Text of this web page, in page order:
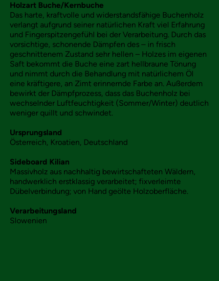
Holzart Buche/Kernbuche
Das harte, kraftvolle und widerstandsfähige Buchenholz
verlangt aufgrund seiner natürlichen Kraft viel Erfahrung
und Fingerspitzengefühl bei der Verarbeitung. Durch das
vorsichtige, schonende Dämpfen des – in frisch
geschnittenem Zustand sehr hellen – Holzes im eigenen
Saft bekommt die Buche eine zart hellbraune Tönung
und nimmt durch die Behandlung mit natürlichem Öl
eine kräftigere, an Zimt erinnernde Farbe an. Außerdem
bewirkt der Dämpfprozess, dass das Buchenholz bei
wechselnder Luftfeuchtigkeit (Sommer/Winter) deutlich
weniger quillt und schwindet.
Ursprungsland
Österreich, Kroatien, Deutschland
Sideboard Kilian
Massivholz aus nachhaltig bewirtschafteten Wäldern,
handwerklich erstklassig verarbeitet; fixverleimte
Dübelverbindung; von Hand geölte Holzoberfläche.
Verarbeitungsland
Slowenien